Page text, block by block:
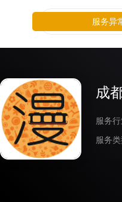
成
服务
服务
服务异